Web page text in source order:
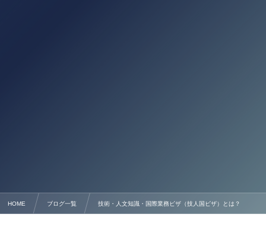
HOME ブログ一覧 技術・人文知識・国際業務ビザ（技人国ビザ）とは？